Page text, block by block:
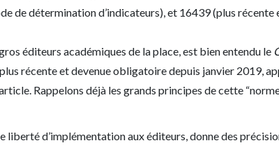
de détermination d’indicateurs), et 16439 (plus récente
éditeurs académiques de la place, est bien entendu le
récente et devenue obligatoire depuis janvier 2019,
Rappelons déjà les grands principes de cette
liberté d’implémentation aux éditeurs, donne des